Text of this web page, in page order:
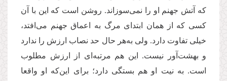
که آتش جهنم او را نمی‌سوزاند. روشن است که این با آن
کسی که از همان ابتدای مرگ به اعماق جهنم می‌افتد،
خیلی تفاوت دارد. ولی به‌هر حال حد نصاب ارزش را ندارد
و بهشت‌آور نیست. این هم مرتبه‌ای از ارزش مطلوب
است. به نیت او هم بستگی دارد؛ برای این‌که او واقعا